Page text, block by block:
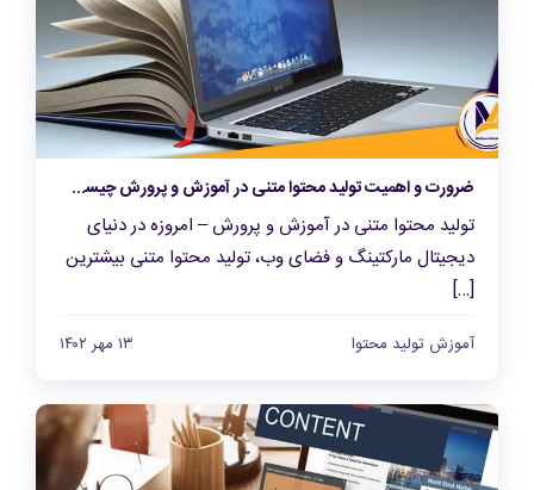
ضرورت و اهمیت تولید محتوا متنی در آموزش و پرورش چیست و چگونه انجام می شود؟
تولید محتوا متنی در آموزش و پرورش – امروزه در دنیای
دیجیتال مارکتینگ و فضای وب، تولید محتوا متنی بیشترین
[…]
آموزش تولید محتوا ۱۳ مهر ۱۴۰۲